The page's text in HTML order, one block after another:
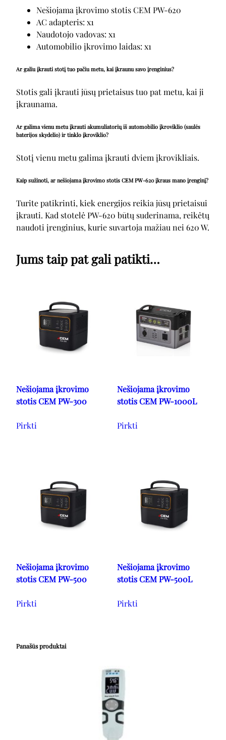
Nešiojama įkrovimo stotis CEM PW-620
AC adapteris: x1
Naudotojo vadovas: x1
Automobilio įkrovimo laidas: x1
Ar galiu įkrauti stotį tuo pačiu metu, kai įkraunu savo įrenginius?
Stotis gali įkrauti jūsų prietaisus tuo pat metu, kai ji
įkraunama.
Ar galima vienu metu įkrauti akumuliatorių iš automobilio įkroviklio (saulės
baterijos skydelio) ir tinklo įkroviklio?
Stotį vienu metu galima įkrauti dviem įkrovikliais.
Kaip sužinoti, ar nešiojama įkrovimo stotis CEM PW-620 įkraus mano įrenginį?
Turite patikrinti, kiek energijos reikia jūsų prietaisui
įkrauti. Kad stotelė PW-620 būtų suderinama, reikėtų
naudoti įrenginius, kurie suvartoja mažiau nei 620 W.
Jums taip pat gali patikti…
Nešiojama įkrovimo
stotis CEM PW-300
Pirkti
Nešiojama įkrovimo
stotis CEM PW-1000L
Pirkti
Nešiojama įkrovimo
stotis CEM PW-500
Pirkti
Nešiojama įkrovimo
stotis CEM PW-500L
Pirkti
Panašūs produktai